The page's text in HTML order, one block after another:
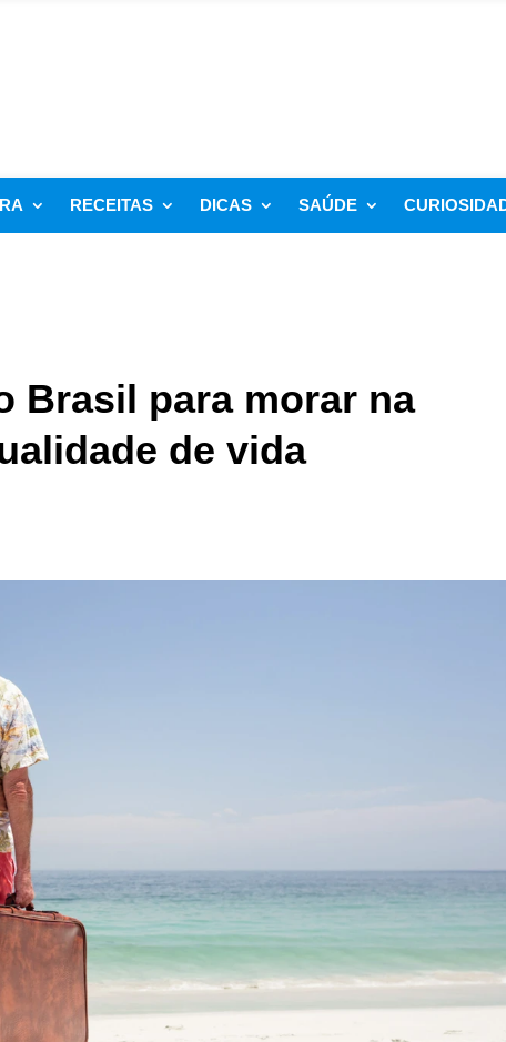
RECEITAS DICAS SAÚDE
Brasil para morar na
de vida